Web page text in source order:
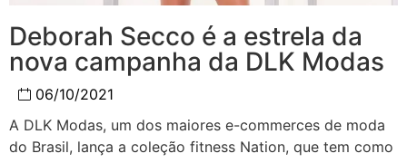
Deborah Secco é a estrela da
nova campanha da DLK Modas
06/10/2021
A DLK Modas, um dos maiores e-commerces de moda
do Brasil, lança a coleção fitness Nation, que tem como